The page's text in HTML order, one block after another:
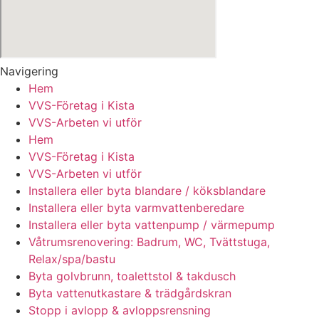
Navigering
Hem
VVS-Företag i Kista
VVS-Arbeten vi utför
Hem
VVS-Företag i Kista
VVS-Arbeten vi utför
Installera eller byta blandare / köksblandare
Installera eller byta varmvattenberedare
Installera eller byta vattenpump / värmepump
Våtrumsrenovering: Badrum, WC, Tvättstuga,
Relax/spa/bastu
Byta golvbrunn, toalettstol & takdusch
Byta vattenutkastare & trädgårdskran
Stopp i avlopp & avloppsrensning